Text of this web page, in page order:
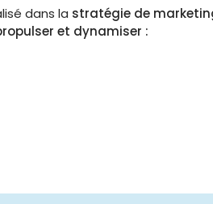
dans la stratégie de
et dynamiser :